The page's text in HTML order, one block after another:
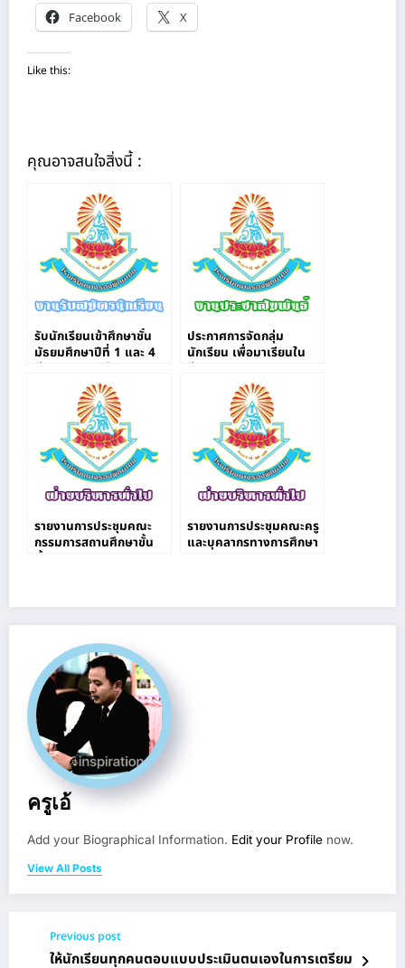
Facebook
X
Like this:
คุณอาจสนใจสิ่งนี้ :
รับนักเรียนเข้าศึกษาชั้น
มัธยมศึกษาปีที่ 1 และ 4
ประกาศการจัดกลุ่ม
นักเรียน เพื่อมาเรียนใน
รายงานการประชุมคณะ
กรรมการสถานศึกษาขั้น
รายงานการประชุมคณะครู
และบุคลากรทางการศึกษา
ครูเอ้
Add your Biographical Information. Edit your Profile now.
View All Posts
Previous post
ให้นักเรียนทุกคนตอบแบบประเมินตนเองในการเตรียม